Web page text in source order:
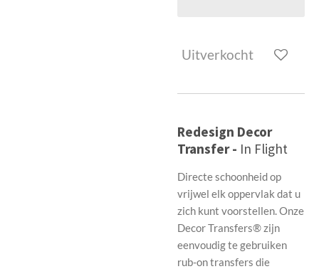
Uitverkocht
Redesign Decor
Transfer - In Flight
Directe schoonheid op
vrijwel elk oppervlak dat u
zich kunt voorstellen. Onze
Decor Transfers® zijn
eenvoudig te gebruiken
rub-on transfers die